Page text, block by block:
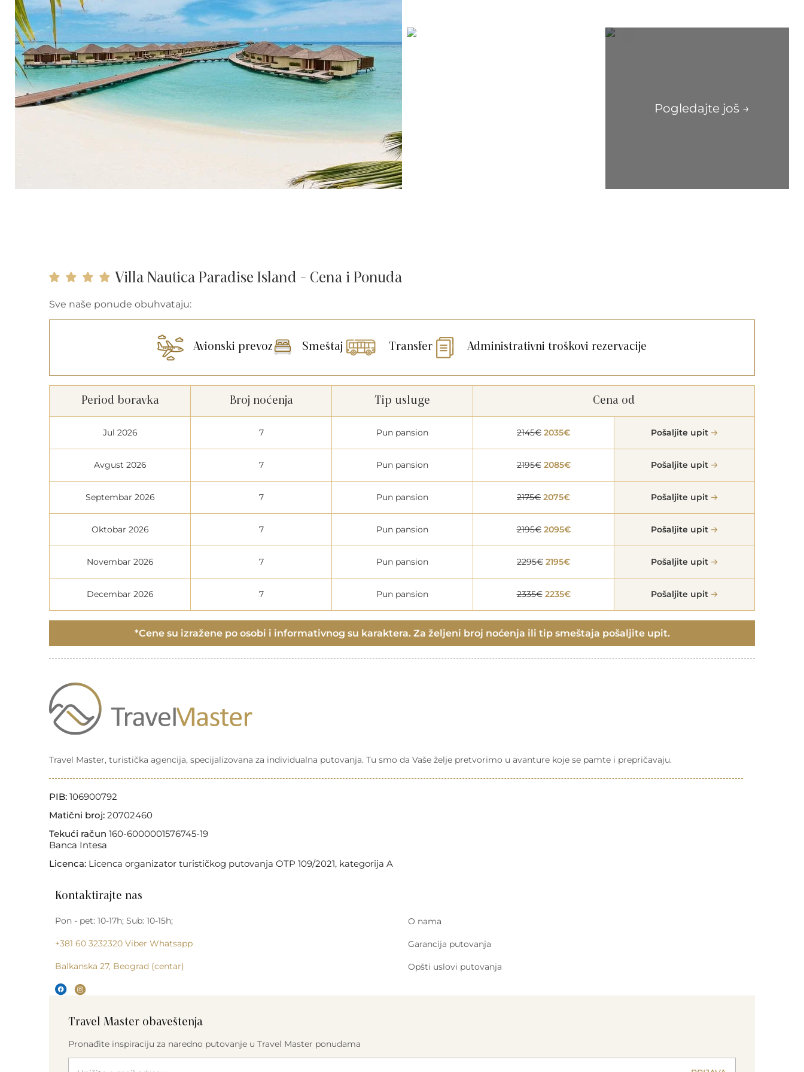
Villa Nautica Paradise Island - Cena i Ponuda
Sve naše ponude obuhvataju:
Avionski prevoz Smeštaj Transfer Administrativni troškovi rezervacije
Period boravka Broj noćenja Tip usluge Cena od
Jul 2026 7 Pun pansion 2145€ 2035€ Pošaljite upit
Avgust 2026 7 Pun pansion 2195€ 2085€ Pošaljite upit
Septembar 2026 7 Pun pansion 2175€ 2075€ Pošaljite upit
Oktobar 2026 7 Pun pansion 2195€ 2095€ Pošaljite upit
Novembar 2026 7 Pun pansion 2295€ 2195€ Pošaljite upit
Decembar 2026 7 Pun pansion 2335€ 2235€ Pošaljite upit
*Cene su izražene po osobi i informativnog su karaktera. Za željeni broj noćenja ili tip smeštaja pošaljite upit.
Travel Master, turistička agencija, specijalizovana za individualna putovanja. Tu smo da Vaše želje pretvorimo u avanture koje se pamte i prepričavaju.
PIB: 106900792
Matični broj: 20702460
Tekući račun 160-6000001576745-19
Banca Intesa
Licenca: Licenca organizator turističkog putovanja OTP 109/2021, kategorija A
Kontaktirajte nas
Pon - pet: 10-17h; Sub: 10-15h;
+381 60 3232320 Viber Whatsapp
Balkanska 27, Beograd (centar)
O nama
Garancija putovanja
Opšti uslovi putovanja
Travel Master obaveštenja
Pronađite inspiraciju za naredno putovanje u Travel Master ponudama